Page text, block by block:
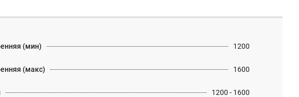
(мин) 1200
(макс) 1600
1200 - 1600